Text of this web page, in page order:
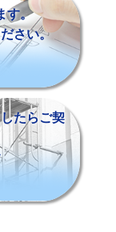
す。
さい。
たらご契